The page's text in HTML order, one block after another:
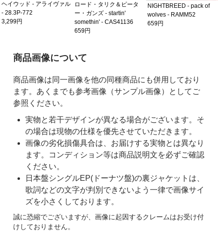
ヘイウッド - アライヴァル
- 28.3P-772
3,299円
ロード・タリク＆ピータ
ー・ガンズ - startin'
somethin' - CAS41136
659円
NIGHTBREED - pack of
wolves - RAMM52
659円
ご購入前の注意事項
商品画像について
商品画像は同一画像を他の同種商品にも併用しており
ます。あくまでも参考画像（サンプル画像）としてご
参照ください。
実物と若干デザインが異なる場合がございます。そ
の場合は現物の仕様を優先させていただきます。
画像の劣化損傷具合は、お届けする実物とは異なり
ます。コンディション等は商品説明文を必ずご確認
ください。
日本盤シングルEP(ドーナツ盤)の裏ジャケットは、
歌詞などの文字が判別できないよう一律で画像サイ
ズを小さくしております。
誠に恐縮でございますが、画像に起因するクレームはお受け付
けしておりません。